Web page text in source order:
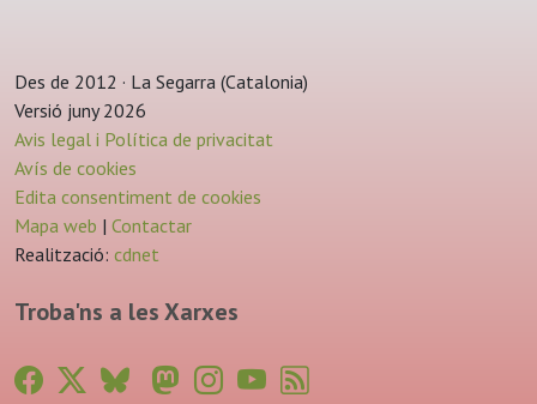
Des de 2012 · La Segarra (Catalonia)
Versió juny 2026
Avis legal i Política de privacitat
Avís de cookies
Edita consentiment de cookies
Mapa web | Contactar
Realització: cdnet
Troba'ns a les Xarxes